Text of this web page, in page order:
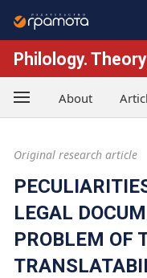
Philology.
About
Original research article
LEGAL
PROBLEM OF